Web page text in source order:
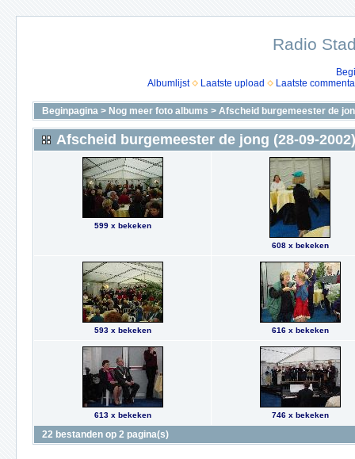
Radio
Albumlijst
Laatste upload Laatste
Beginpagina > Nog meer foto albums > Afscheid burgemeester de
Afscheid burgemeester de jong (28-09-2002)
599 x bekeken
608 x bekeken
593 x bekeken 616 x bekeken
613 x bekeken 746 x bekeken
22 bestanden op 2 pagina(s)